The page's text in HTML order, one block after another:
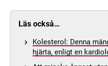
Läs också…
Kolesterol: Denna
hjärta, enligt en